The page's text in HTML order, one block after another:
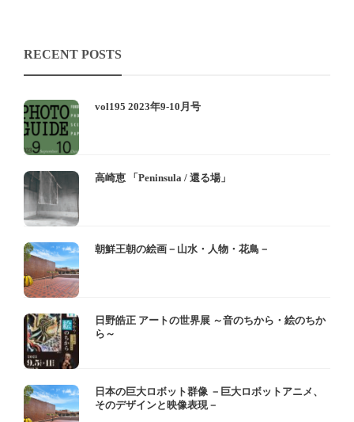
RECENT POSTS
vol195 2023年9-10月号
高崎恵 「Peninsula / 還る場」
朝鮮王朝の絵画－山水・人物・花鳥－
日野皓正 アートの世界展 ～音のちから・絵のちか
ら～
日本の巨大ロボット群像 －巨大ロボットアニメ、
そのデザインと映像表現－